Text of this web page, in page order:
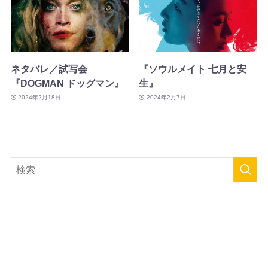
ネタバレ／試写会
『DOGMAN ドッグマン』
2024年2月18日
『ソウルメイト 七月と安
生』
2024年2月7日